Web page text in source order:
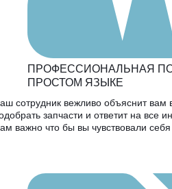
ПРОФЕССИОНАЛЬНАЯ
ПРОСТОМ ЯЗЫКЕ
сотрудник вежливо объяснит вам
запчасти и ответит на все
важно что бы вы чувствовали